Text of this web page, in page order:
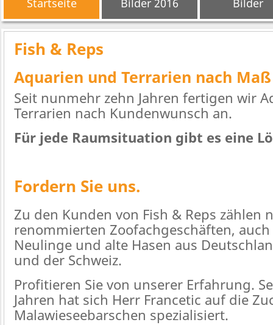
Startseite Bilder 2016 Bilder
Fish & Reps
Aquarien und Terrarien nach Maß
Seit nunmehr zehn Jahren fertigen wir
Terrarien nach Kundenwunsch an.
Für jede Raumsituation gibt es eine
Fordern Sie uns.
Zu den Kunden von Fish & Reps zählen
renommierten Zoofachgeschäften,
Neulinge und alte Hasen aus
und der Schweiz.
Profitieren Sie von unserer Erfahrung.
Jahren hat sich Herr Francetic auf die
Malawieseebarschen spezialisiert.